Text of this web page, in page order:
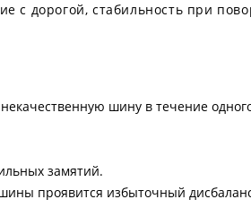
с дорогой, стабильность при
шину в течение
замятий.
проявится избыточный